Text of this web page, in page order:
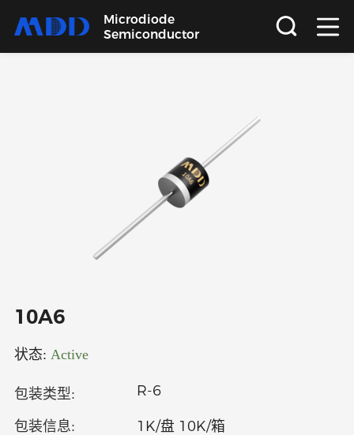
Microdiode
Semiconductor
关于
语言
10A6
状态: Active
包装类型: R-6
包装信息: 1K/盘 10K/箱